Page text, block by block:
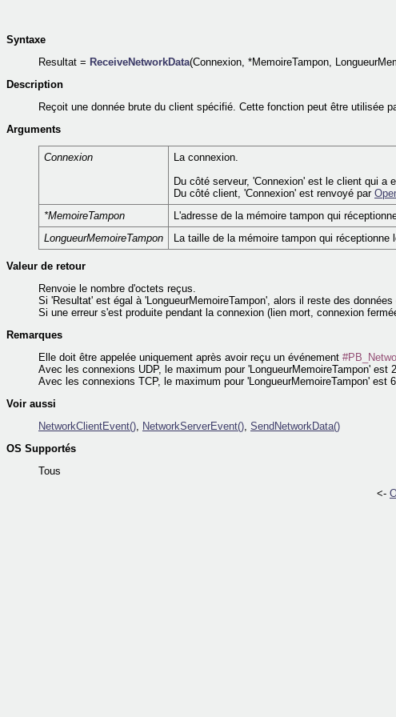
Syntaxe
Resultat = ReceiveNetworkData(Connexion, *MemoireTampon,
Description
Reçoit une donnée brute du client spécifié. Cette fonction peut être utilisée
Arguments
Connexion
La connexion.
Du côté serveur, 'Connexion' est le client qui a
Du côté client, 'Connexion' est renvoyé par
*MemoireTampon
L'adresse de la mémoire tampon qui
LongueurMemoireTampon
La taille de la mémoire tampon qui réceptionne
Valeur de retour
Renvoie le nombre d'octets reçus.
Si 'Resultat' est égal à 'LongueurMemoireTampon', alors il reste des
Si une erreur s'est produite pendant la connexion (lien mort, connexion
Remarques
Elle doit être appelée uniquement après avoir reçu un événement
Avec les connexions UDP, le maximum pour 'LongueurMemoireTampon' est
Avec les connexions TCP, le maximum pour 'LongueurMemoireTampon' est
Voir aussi
NetworkClientEvent(), NetworkServerEvent(), SendNetworkData()
OS Supportés
Tous
<-